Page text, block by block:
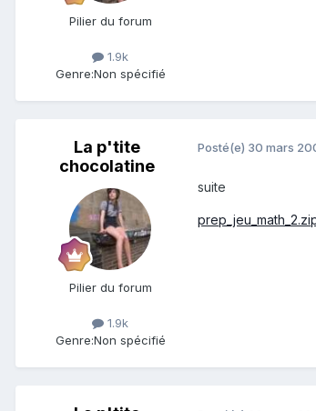
Pilier du forum
1.9k
Genre:Non spécifié
La p'tite
chocolatine
Pilier du forum
1.9k
Genre:Non spécifié
Posté(e) 30 mars
suite